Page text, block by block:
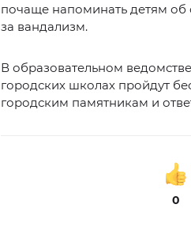
почаще напоминать детям об
за вандализм.
В образовательном
городских школах пройдут
городским памятникам и
0